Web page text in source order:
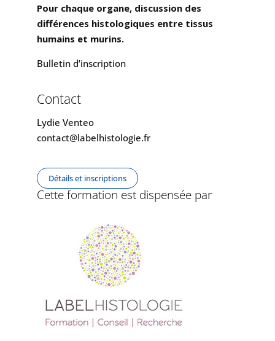
Pour chaque organe, discussion des
différences histologiques entre tissus
humains et murins.
Bulletin d’inscription
Contact
Lydie Venteo
contact@labelhistologie.fr
Détails et inscriptions
Cette formation est dispensée par